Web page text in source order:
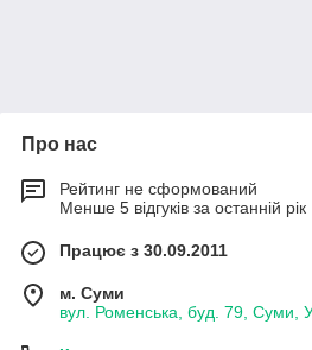
Про нас
Рейтинг не сформований
Менше 5 відгуків за останній рік
Працює з 30.09.2011
м. Суми
вул. Роменська, буд. 79, Суми,